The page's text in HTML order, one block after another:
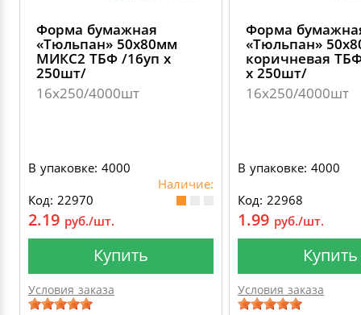
Форма бумажная
«Тюльпан» 50х80мм
МИКС2 ТБФ /16уп х
250шт/
16х250/4000шт
В упаковке: 4000
Наличие:
Код: 22970
2.19 руб./шт.
Купить
Условия заказа
Форма
«Тюльпан»
коричневая
х 250шт/
16х250/4000шт
В упаковке: 4000
Код: 22968
1.99 руб./шт.
Купить
Условия заказа